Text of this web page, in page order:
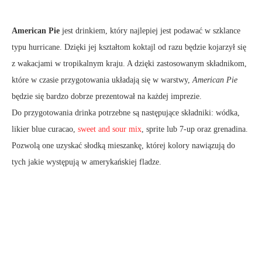
American Pie jest drinkiem, który najlepiej jest podawać w szklance
typu hurricane. Dzięki jej kształtom koktajl od razu będzie kojarzył się
z wakacjami w tropikalnym kraju. A dzięki zastosowanym składnikom,
które w czasie przygotowania układają się w warstwy, American Pie
będzie się bardzo dobrze prezentował na każdej imprezie.
Do przygotowania drinka potrzebne są następujące składniki: wódka,
likier blue curacao, sweet and sour mix , sprite lub 7-up oraz grenadina.
Pozwolą one uzyskać słodką mieszankę, której kolory nawiązują do
tych jakie występują w amerykańskiej fladze.